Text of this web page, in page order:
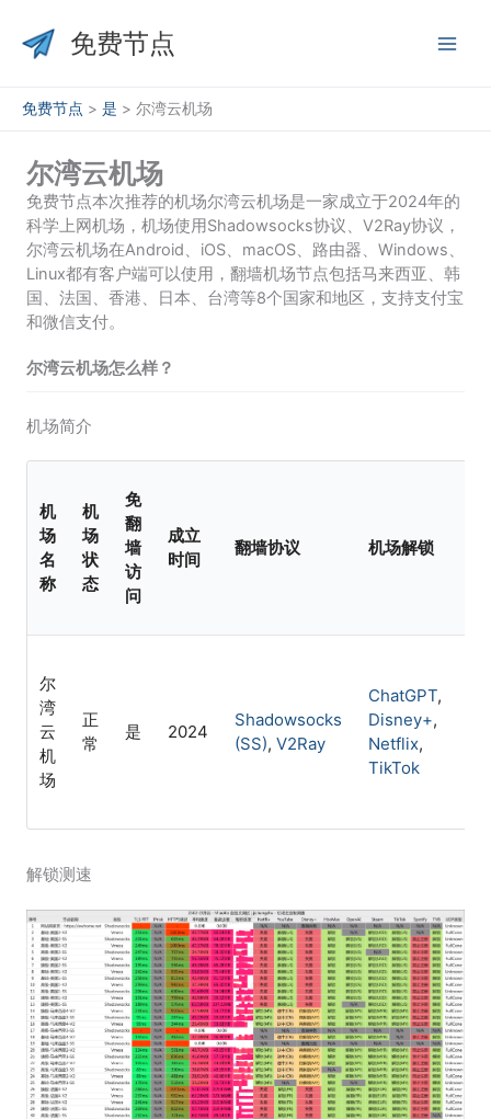
免费节点
免费节点 > 是 > 尔湾云机场
尔湾云机场
免费节点本次推荐的机场尔湾云机场是一家成立于2024年的
科学上网机场，机场使用Shadowsocks协议、V2Ray协议，
尔湾云机场在Android、iOS、macOS、路由器、Windows、
Linux都有客户端可以使用，翻墙机场节点包括马来西亚、韩
国、法国、香港、日本、台湾等8个国家和地区，支持支付宝
和微信支付。
尔湾云机场怎么样？
机场简介
机
场
名
称
机
场
状
态
免
翻
墙
访
问
成立
时间
翻墙协议 机场解锁
尔
湾
云
机
场
正
常
是 2024
Shadowsocks
(SS),V2Ray
ChatGPT,
Disney+,
Netflix,
TikTok
解锁测速